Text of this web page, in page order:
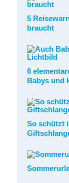
5
braucht
6
Babys und
So schützt